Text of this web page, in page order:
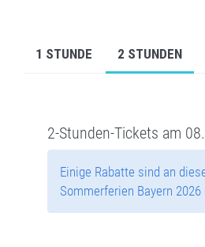
1 STUNDE 2 STUNDEN
2-Stunden-Tickets am
Einige Rabatte sind an
Sommerferien Bayern